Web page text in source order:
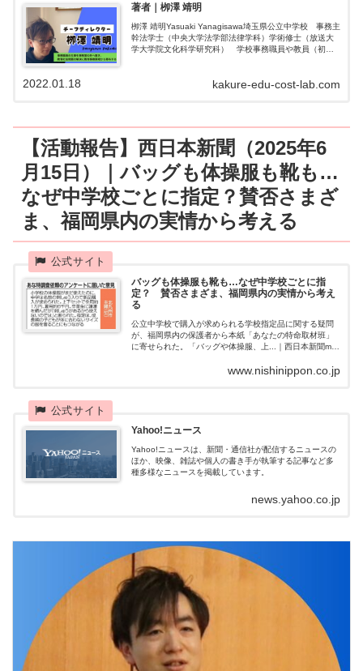
著者｜栁澤 靖明
栁澤 靖明Yasuaki Yanagisawa埼玉県公立中学校 事務主
幹法学士（中央大学法学部法律学科）学術修士（放送大
学大学院文化科学研究科） 学校事務職員や教員（初
kakure-edu-cost-lab.com
2022.01.18
【活動報告】西日本新聞（2025年6
月15日）｜バッグも体操服も靴も…
なぜ中学校ごとに指定？賛否さまざ
ま、福岡県内の実情から考える
バッグも体操服も靴も…なぜ中学校ごとに指
定？ 賛否さまざま、福岡県内の実情から考え
る
公立中学校で購入が求められる学校指定品に関する疑問
が、福岡県内の保護者から本紙「あなたの特命取材班」
に寄せられた。「バッグや体操服、上...｜西日本新聞me
サイトです。九州・福岡の社会、政治...www.nishinippon.co.jp
Yahoo!ニュース
Yahoo!ニュースは、新聞・通信社が配信するニュースの
ほか、映像、雑誌や個人の書き手が執筆する記事など多
種多様なニュースを掲載しています。
news.yahoo.co.jp